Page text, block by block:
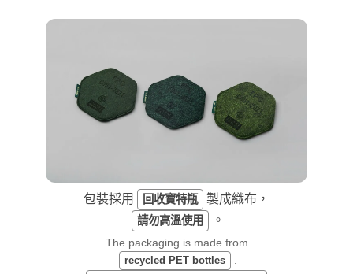
包裝採用 回收寶特瓶 製成織布，
請勿高溫使用 。
The packaging is made from
recycled PET bottles